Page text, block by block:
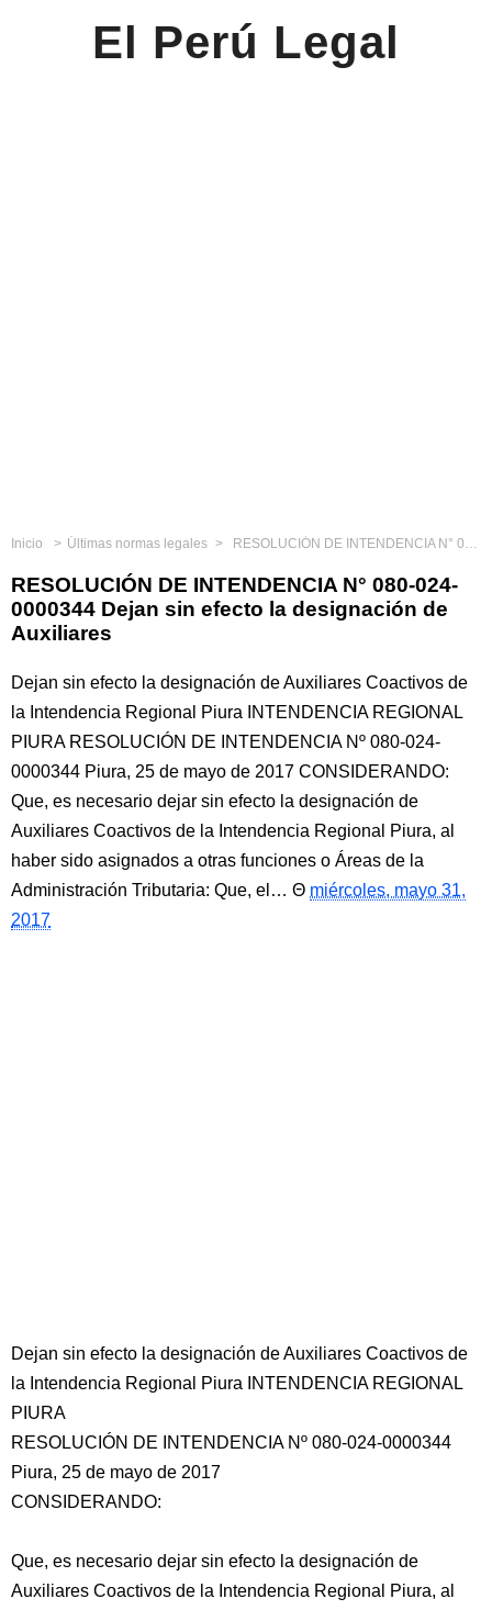
El Perú Legal
Inicio Últimas normas legales RESOLUCIÓN DE INTENDENCIA N° 080-024-0000344 Dejan sin efecto la designación de Auxiliares
RESOLUCIÓN DE INTENDENCIA N° 080-024-
0000344 Dejan sin efecto la designación de
Auxiliares
Dejan sin efecto la designación de Auxiliares Coactivos de
la Intendencia Regional Piura INTENDENCIA REGIONAL
PIURA RESOLUCIÓN DE INTENDENCIA Nº 080-024-
0000344 Piura, 25 de mayo de 2017 CONSIDERANDO:
Que, es necesario dejar sin efecto la designación de
Auxiliares Coactivos de la Intendencia Regional Piura, al
haber sido asignados a otras funciones o Áreas de la
Administración Tributaria: Que, el…
miércoles, mayo 31,
2017
Dejan sin efecto la designación de Auxiliares Coactivos de
la Intendencia Regional Piura INTENDENCIA REGIONAL
PIURA
RESOLUCIÓN DE INTENDENCIA Nº 080-024-0000344
Piura, 25 de mayo de 2017
CONSIDERANDO:
Que, es necesario dejar sin efecto la designación de
Auxiliares Coactivos de la Intendencia Regional Piura, al